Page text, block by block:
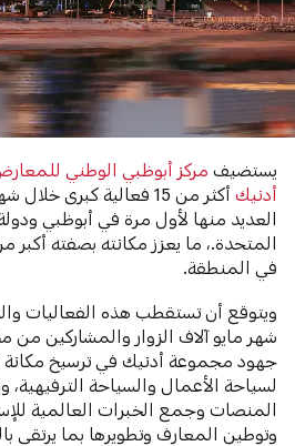
يستضيفمركز أبوظبي الوطني للمعارض
أدنيك
أكثر من 15 فعالية كبرى
العديد منها لأول مرة في أبوظبي ودولة
المتحدة.، ما يعزز مكانته بصفته أكبر
في المنطقة.
ويتوقع أن تستقطب هذه الفعاليات
شهر مايو آلاف الزوار والمشاركين من
جهود مجموعة أدنيك في ترسيخ مكانة
لسياحة الأعمال والسياحة الترفيهية،
المنصات وجمع الخبرات العالمية
وتوطين المعارف وتطويرها بما يرتقي